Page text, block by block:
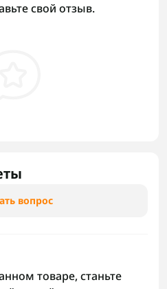
свой отзыв.
вопрос
товаре, станьте